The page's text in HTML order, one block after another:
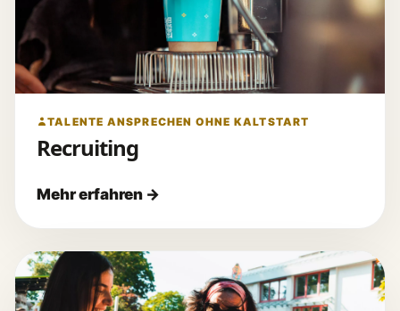
TALENTE ANSPRECHEN OHNE KALTSTART
Recruiting